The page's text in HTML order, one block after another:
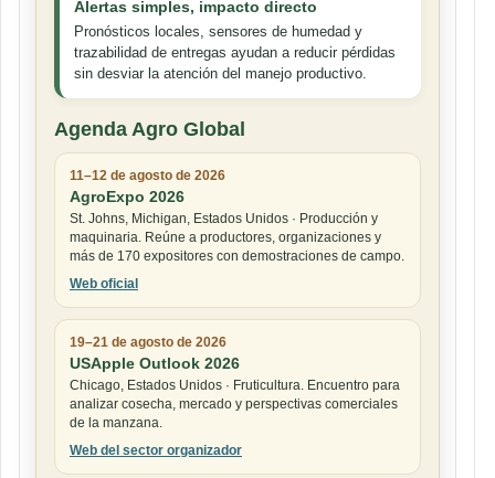
Alertas simples, impacto directo
Pronósticos locales, sensores de humedad y
trazabilidad de entregas ayudan a reducir pérdidas
sin desviar la atención del manejo productivo.
Agenda Agro Global
11–12 de agosto de 2026
AgroExpo 2026
St. Johns, Michigan, Estados Unidos · Producción y
maquinaria. Reúne a productores, organizaciones y
más de 170 expositores con demostraciones de campo.
Web oficial
19–21 de agosto de 2026
USApple Outlook 2026
Chicago, Estados Unidos · Fruticultura. Encuentro para
analizar cosecha, mercado y perspectivas comerciales
de la manzana.
Web del sector organizador